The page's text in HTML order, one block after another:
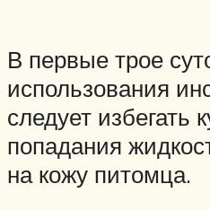
В первые трое
использования
следует избегать
попадания
на кожу питомца.